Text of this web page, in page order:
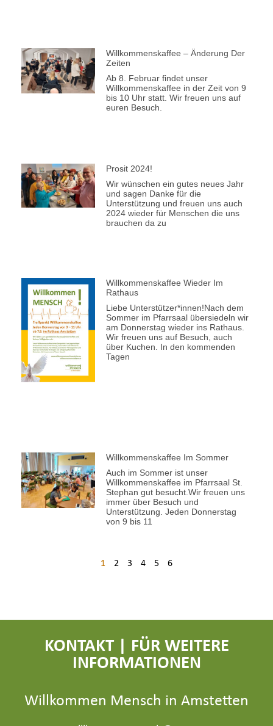
Willkommenskaffee – Änderung Der
Zeiten
Ab 8. Februar findet unser
Willkommenskaffee in der Zeit von 9
bis 10 Uhr statt. Wir freuen uns auf
euren Besuch.
Prosit 2024!
Wir wünschen ein gutes neues Jahr
und sagen Danke für die
Unterstützung und freuen uns auch
2024 wieder für Menschen die uns
brauchen da zu
Willkommenskaffee Wieder Im
Rathaus
Liebe Unterstützer*innen!Nach dem
Sommer im Pfarrsaal übersiedeln wir
am Donnerstag wieder ins Rathaus.
Wir freuen uns auf Besuch, auch
über Kuchen. In den kommenden
Tagen
Willkommenskaffee Im Sommer
Auch im Sommer ist unser
Willkommenskaffee im Pfarrsaal St.
Stephan gut besucht.Wir freuen uns
immer über Besuch und
Unterstützung. Jeden Donnerstag
von 9 bis 11
1 2 3 4 5 6
KONTAKT | FÜR WEITERE
INFORMATIONEN
Willkommen Mensch in Amstetten